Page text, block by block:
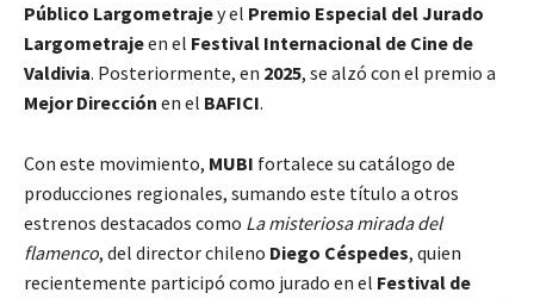
Público Largometrajey el Premio Especial del Jurado
Largometrajeen el Festival Internacional de Cine de
Valdivia. Posteriormente, en 2025, se alzó con el premio a
Mejor Dirección en el BAFICI.
Con este movimiento, MUBI fortalece su catálogo de
producciones regionales, sumando este título a otros
estrenos destacados como La misteriosa mirada del
flamenco, del director chileno Diego Céspedes, quien
recientemente participó como jurado en el Festival de